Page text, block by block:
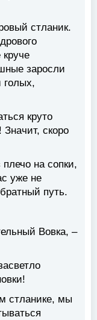
стланик.
заросли
голых,
круто
скоро
на сопки,
уже не
путь.
Вовка, –
стланике, мы